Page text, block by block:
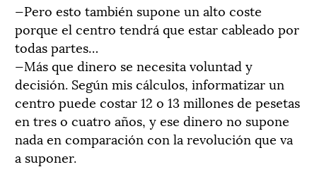
—Pero esto también supone un alto coste
porque el centro tendrá que estar cableado por
todas partes…
—Más que dinero se necesita voluntad y
decisión. Según mis cálculos, informatizar un
centro puede costar 12 o 13 millones de pesetas
en tres o cuatro años, y ese dinero no supone
nada en comparación con la revolución que va
a suponer.